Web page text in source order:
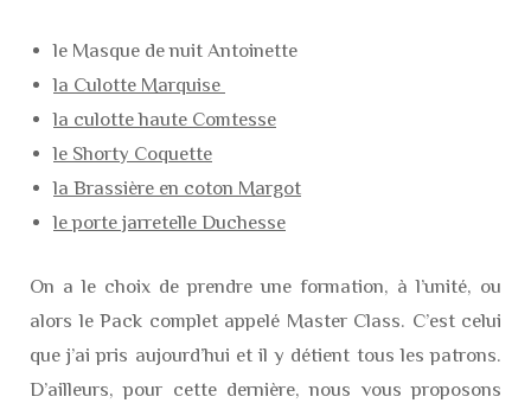
le Masque de nuit Antoinette
la Culotte Marquise
la culotte haute Comtesse
le Shorty Coquette
la Brassière en coton Margot
le porte jarretelle Duchesse
On a le choix de prendre une formation, à l’unité, ou
alors le Pack complet appelé Master Class. C’est celui
que j’ai pris aujourd’hui et il y détient tous les patrons.
D’ailleurs, pour cette dernière, nous vous proposons